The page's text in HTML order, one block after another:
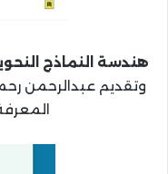
هندسة النماذج
وتقديم عبدالرحمن
المعرفة، 1444 هـ،